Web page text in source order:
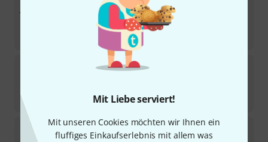
Mit Liebe serviert!
Mit unseren Cookies möchten wir Ihnen ein
fluffiges Einkaufserlebnis mit allem was
3
Sofort lieferbar
MusiliaP2 Violin Case TGRN/STD
€
MusiliaBackpack Strap for Cello Case